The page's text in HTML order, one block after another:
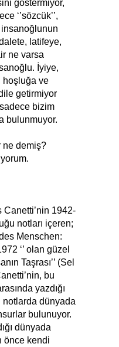
göstermiyor,
‘’sözcük’’,
insanoğlunun
latifeye,
ne varsa
İyiye,
hoşluğa ve
getirmiyor
bizim
bulunmuyor.
ne demiş?
1942-
notları içeren;
Menschen:
‘’ olan güzel
Taşrası’’ (Sel
bu
yazdığı
notlarda dünyada
bulunuyor.
dünyada
önce kendi